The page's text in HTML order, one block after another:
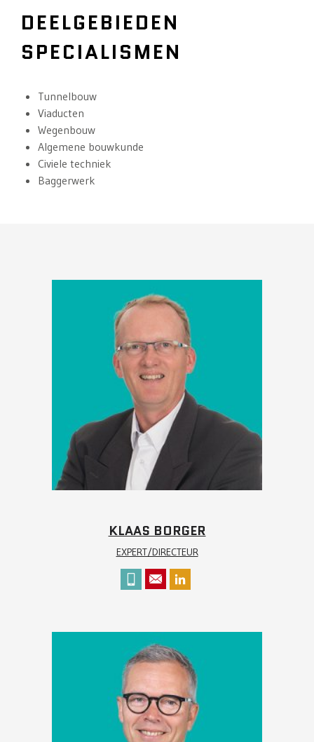
DEELGEBIEDEN
SPECIALISMEN
Tunnelbouw
Viaducten
Wegenbouw
Algemene bouwkunde
Civiele techniek
Baggerwerk
KLAAS BORGER
EXPERT/DIRECTEUR